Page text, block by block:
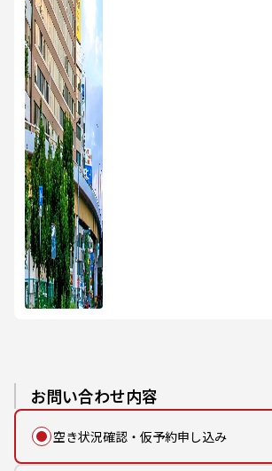
お問い合わせ内容
空き状況確認・仮予約申し込み